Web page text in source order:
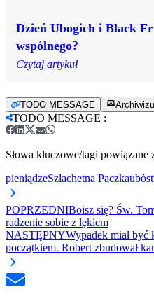
Dzień Ubogich i Black
wspólnego?
Czytaj artykuł
TODO MESSAGE
TODO MESSAGE :
Słowa kluczowe/tagi powiązane
pieniądzeSzlachetna Paczka
POPRZEDNIBoisz się? Św.
radzenie sobie z lękiem
NASTĘPNYWypadek miał być
początkiem. Robert zbudował